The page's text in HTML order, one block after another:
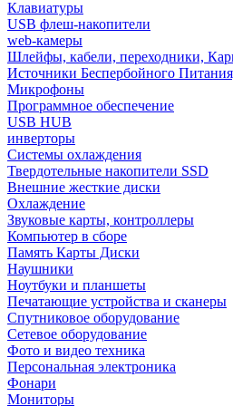
Клавиатуры
USB флеш-накопители
web-камеры
Шлейфы, кабели, переходники,
Источники Беспербойного
Микрофоны
Программное обеспечение
USB HUB
инверторы
Системы охлаждения
Твердотельные накопители SSD
Внешние жесткие диски
Охлаждение
Звуковые карты, контроллеры
Компьютер в сборе
Память Карты Диски
Наушники
Ноутбуки и планшеты
Печатающие устройства и сканеры
Спутниковое оборудование
Сетевое оборудование
Фото и видео техника
Персональная электроника
Фонари
Мониторы